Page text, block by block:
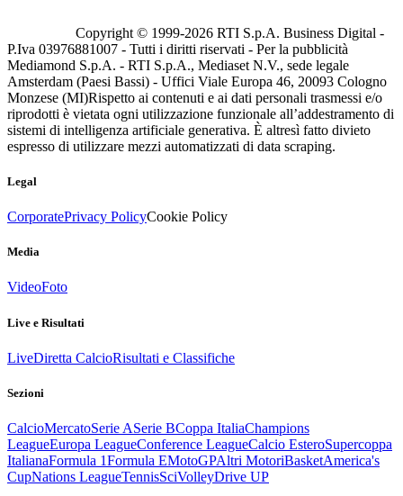
Copyright © 1999-2026 RTI S.p.A. Business Digital -
P.Iva 03976881007 - Tutti i diritti riservati - Per la pubblicità
Mediamond S.p.A. - RTI S.p.A., Mediaset N.V., sede legale
Amsterdam (Paesi Bassi) - Uffici Viale Europa 46, 20093 Cologno
Monzese (MI)Rispetto ai contenuti e ai dati personali trasmessi e/o
riprodotti è vietata ogni utilizzazione funzionale all’addestramento di
sistemi di intelligenza artificiale generativa. È altresì fatto divieto
espresso di utilizzare mezzi automatizzati di data scraping.
Legal
CorporatePrivacy PolicyCookie Policy
Media
VideoFoto
Live e Risultati
LiveDiretta CalcioRisultati e Classifiche
Sezioni
CalcioMercatoSerie ASerie BCoppa ItaliaChampions
LeagueEuropa LeagueConference LeagueCalcio EsteroSupercoppa
ItalianaFormula 1Formula EMotoGPAltri MotoriBasketAmerica's
CupNations LeagueTennisSciVolleyDrive UP